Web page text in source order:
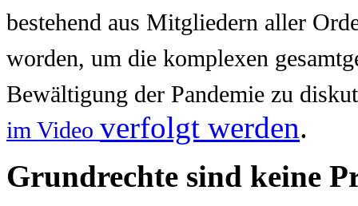
bestehend aus Mitgliedern aller
worden, um die komplexen
Bewältigung der Pandemie zu
im Video verfolgt werden.
Grundrechte sind keine